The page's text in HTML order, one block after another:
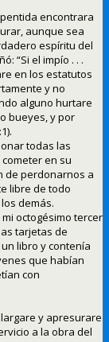
encontrara
aunque sea
espíritu del
“Si el impío . . .
en los estatutos
y no
alguno hurtare
bueyes, y por
todas las
en su
de perdonarnos a
libre de todo
demás.
octogésimo tercer
tarjetas de
libro y contenía
que habían
con
y apresurare
a la obra del